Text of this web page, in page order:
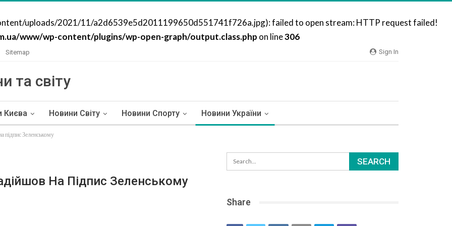
uploads/2021/11/a2d6539e5d2011199650d551741f726a.jpg): failed to open stream: HTTP request failed!
www/wp-content/plugins/wp-open-graph/output.class.php on line306
Sign In
Sitemap
та світу
Києва Новини Світу Новини Спорту Новини України
підпис Зеленському
На Підпис Зеленському
Share